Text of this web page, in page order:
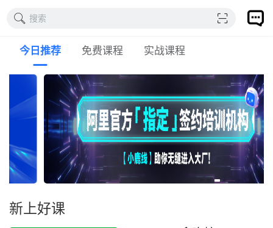
搜索
今日推荐 免费课程 实战课程
新上好课